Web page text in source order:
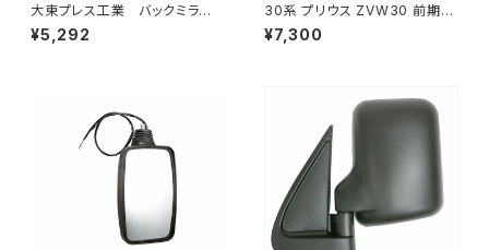
大東プレス工業 バックミラーH
400 ｺﾊﾞﾝ L005 黒 J08
330×170 DI-8B
¥5,292
30系 プリウス ZVW30 前期
純正 タイプ フォグランプ ユニッ
ト バルブ 配線 スイッチ H11 左
¥7,300